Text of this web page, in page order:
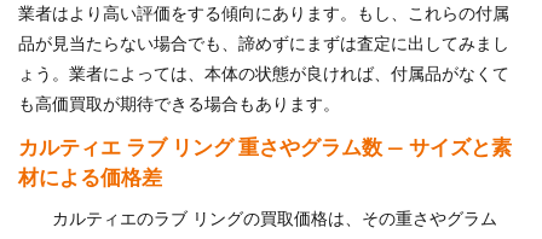
業者はより高い評価をする傾向にあります。もし、これらの付属
品が見当たらない場合でも、諦めずにまずは査定に出してみまし
ょう。業者によっては、本体の状態が良ければ、付属品がなくて
も高価買取が期待できる場合もあります。
カルティエ ラブ リング 重さやグラム数 — サイズと素
材による価格差
カルティエのラブ リングの買取価格は、その重さやグラム